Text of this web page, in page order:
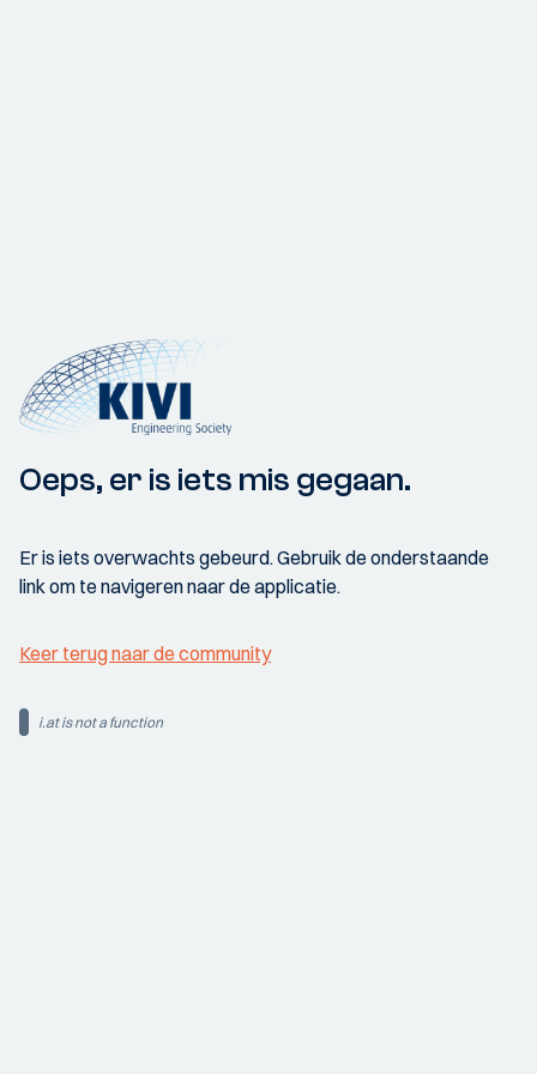
Oeps, er is iets mis gegaan.
Er is iets overwachts gebeurd. Gebruik de onderstaande
link om te navigeren naar de applicatie.
Keer terug naar de community
i.at is not a function